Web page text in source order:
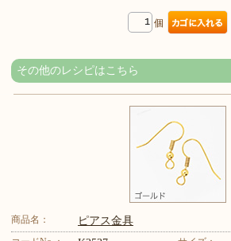
個
その他のレシピはこちら
商品名： ピアス金具